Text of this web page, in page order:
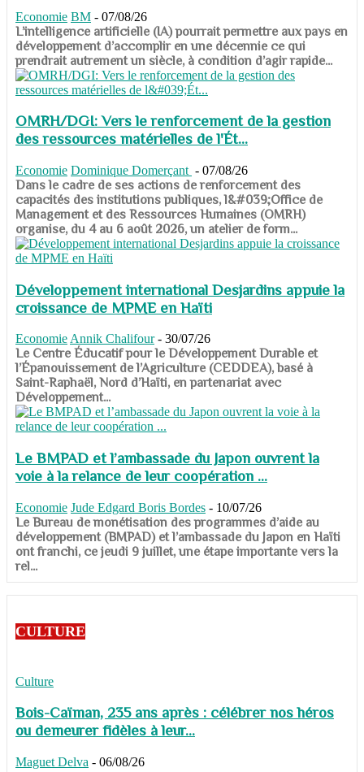
Economie BM - 07/08/26
​​​​​​​L’intelligence artificielle (IA) pourrait permettre aux pays en
développement d’accomplir en une décennie ce qui
prendrait autrement un siècle, à condition d’agir rapide...
OMRH/DGI: Vers le renforcement de la gestion
des ressources matérielles de l'Ét...
Economie Dominique Domerçant - 07/08/26
Dans le cadre de ses actions de renforcement des
capacités des institutions publiques, l&#039;Office de
Management et des Ressources Humaines (OMRH)
organise, du 4 au 6 août 2026, un atelier de form...
Développement international Desjardins appuie la
croissance de MPME en Haïti
Economie Annik Chalifour - 30/07/26
​​​​​​​Le Centre Éducatif pour le Développement Durable et
l’Épanouissement de l’Agriculture (CEDDEA), basé à
Saint-Raphaël, Nord d’Haïti, en partenariat avec
Développement...
Le BMPAD et l’ambassade du Japon ouvrent la
voie à la relance de leur coopération ...
Economie Jude Edgard Boris Bordes - 10/07/26
​​​​​​​Le Bureau de monétisation des programmes d’aide au
développement (BMPAD) et l’ambassade du Japon en Haïti
ont franchi, ce jeudi 9 juillet, une étape importante vers la
rel...
CULTURE
Culture
Bois-Caïman, 235 ans après : célébrer nos héros
ou demeurer fidèles à leur...
Maguet Delva - 06/08/26